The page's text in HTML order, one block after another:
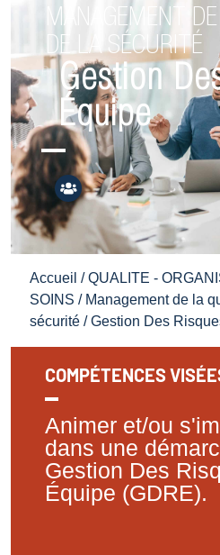
MANAGEMENT
DE LA SÉCURITÉ
Gestion
Équipe
Accueil /QUALITE -
SOINS / Management de la
sécurité / Gestion Des
COMPÉTENCES
Animer et/ou
dans une
Gestion Des
Équipe (GDRE).